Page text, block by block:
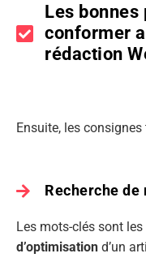
Les bonnes
conformer
rédaction
Ensuite, les
Recherche
Les mots-clés sont les
d’optimisation d’un